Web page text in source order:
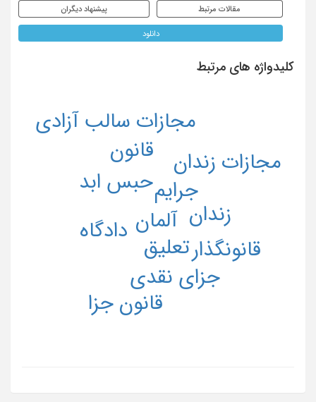
مقالات مرتبط پیشنهاد دیگران
دانلود
کلیدواژه های مرتبط
آلمان
تعلیق
جرایم
جزای نقدی
حبس ابد
دادگاه
زندان
قانون
قانون جزا
قانونگذار
مجازات زندان
مجازات سالب آزادی